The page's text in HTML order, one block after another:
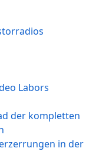
Labors
der kompletten
in der